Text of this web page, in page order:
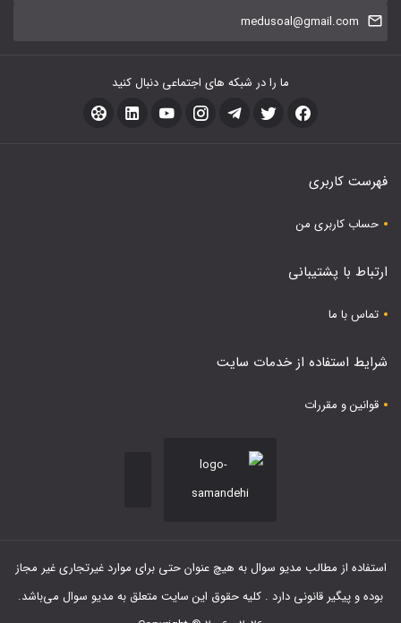
medusoal@gmail.com
ما را در شبکه های اجتماعی دنبال کنید
فهرست کاربری
حساب کاربری من
ارتباط با پشتیبانی
تماس با ما
شرایط استفاده از خدمات سایت
قوانین و مقررات
استفاده از مطالب مدیو سوال به هیچ عنوان حتی برای موارد غیرتجاری غیر مجاز
بوده و پیگیر قانونی دارد . کلیه حقوق این سایت متعلق به مدیو سوال می‌باشد.